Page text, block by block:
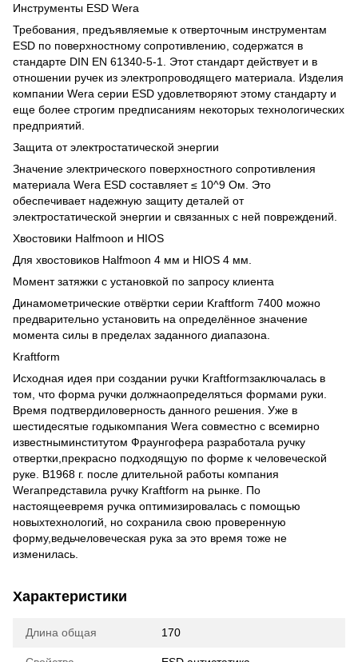
Инструменты ESD Wera
Требования, предъявляемые к отверточным инструментам
ESD по поверхностному сопротивлению, содержатся в
стандарте DIN EN 61340-5-1. Этот стандарт действует и в
отношении ручек из электропроводящего материала. Изделия
компании Wera серии ESD удовлетворяют этому стандарту и
еще более строгим предписаниям некоторых технологических
предприятий.
Защита от электростатической энергии
Значение электрического поверхностного сопротивления
материала Wera ESD составляет ≤ 10^9 Ом. Это
обеспечивает надежную защиту деталей от
электростатической энергии и связанных с ней повреждений.
Хвостовики Halfmoon и HIOS
Для хвостовиков Halfmoon 4 мм и HIOS 4 мм.
Момент затяжки с установкой по запросу клиента
Динамометрические отвёртки серии Kraftform 7400 можно
предварительно установить на определённое значение
момента силы в пределах заданного диапазона.
Kraftform
Исходная идея при создании ручки Kraftformзаключалась в
том, что форма ручки должнаопределяться формами руки.
Время подтвердиловерность данного решения. Уже в
шестидесятые годыкомпания Wera совместно с всемирно
известныминститутом Фраунгофера разработала ручку
отвертки,прекрасно подходящую по форме к человеческой
руке. В1968 г. после длительной работы компания
Weraпредставила ручку Kraftform на рынке. По
настоящеевремя ручка оптимизировалась с помощью
новыхтехнологий, но сохранила свою проверенную
форму,ведьчеловеческая рука за это время тоже не
изменилась.
Характеристики
Длина общая 170